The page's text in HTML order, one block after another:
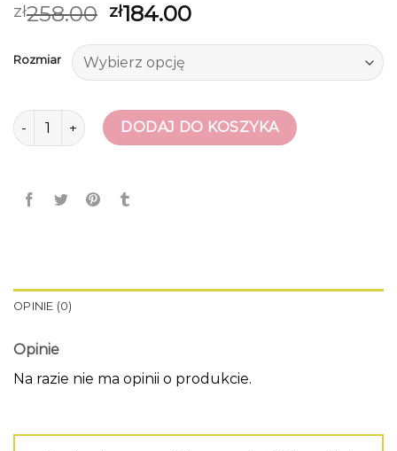
zł258.00 zł184.00
Rozmiar
ilość ccc botki damskieDODAJ DO KOSZYKA
OPINIE (0)
Opinie
Na razie nie ma opinii o produkcie.